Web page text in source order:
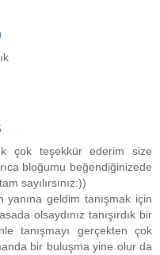
çok teşekkür ederim size
bloğumu beğendiğinizede
sayılırsınız:))
yanına geldim tanışmak için
olsaydınız tanışırdık bir
tanışmayı gerçekten çok
bir buluşma yine olur da